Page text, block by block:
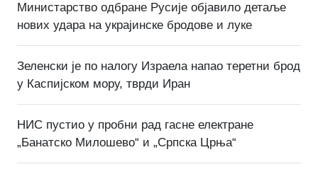
Министарство одбране Русије објавило детаље
нових удара на украјинске бродове и луке
Зеленски је по налогу Израела напао теретни брод
у Каспијском мору, тврди Иран
НИС пустио у пробни рад гасне електране
„Банатско Милошево“ и „Српска Црња“